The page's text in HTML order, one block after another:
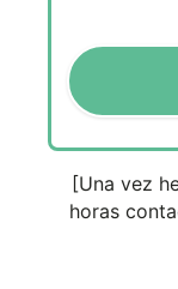
[Una vez
horas